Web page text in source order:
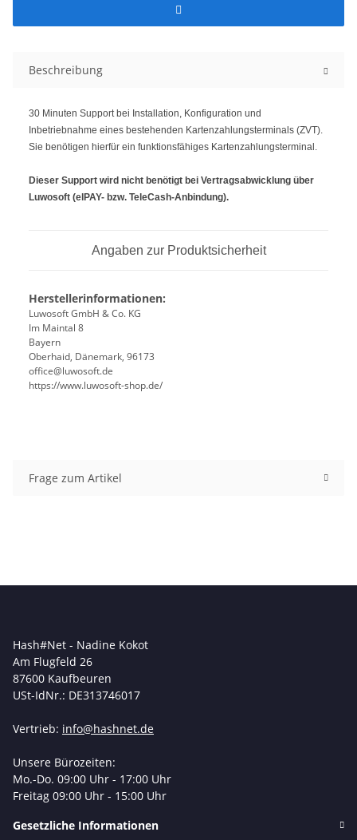
Beschreibung
30 Minuten Support bei Installation, Konfiguration und
Inbetriebnahme eines bestehenden Kartenzahlungsterminals (ZVT).
Sie benötigen hierfür ein funktionsfähiges Kartenzahlungsterminal.
Dieser Support wird nicht benötigt bei Vertragsabwicklung über
Luwosoft (elPAY- bzw. TeleCash-Anbindung).
Angaben zur Produktsicherheit
Herstellerinformationen:
Luwosoft GmbH & Co. KG
Im Maintal 8
Bayern
Oberhaid, Dänemark, 96173
office@luwosoft.de
https://www.luwosoft-shop.de/
Frage zum Artikel
Hash#Net - Nadine Kokot
Am Flugfeld 26
87600 Kaufbeuren
USt-IdNr.: DE313746017
Vertrieb: info@hashnet.de
Unsere Bürozeiten:
Mo.-Do. 09:00 Uhr - 17:00 Uhr
Freitag 09:00 Uhr - 15:00 Uhr
Gesetzliche Informationen